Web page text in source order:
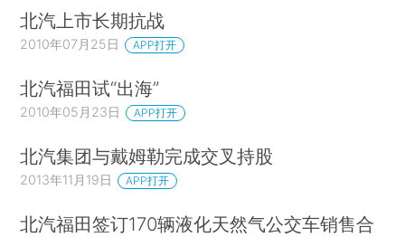
北汽上市长期抗战
2010年07月25日 APP打开
北汽福田试“出海”
2010年05月23日 APP打开
北汽集团与戴姆勒完成交叉持股
2013年11月19日 APP打开
北汽福田签订170辆液化天然气公交车销售合